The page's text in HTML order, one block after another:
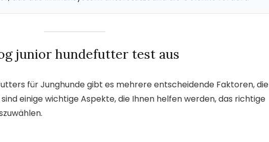
junior hundefutter test aus
für Junghunde gibt es mehrere entscheidende Faktoren, die
einige wichtige Aspekte, die Ihnen helfen werden, das richtige